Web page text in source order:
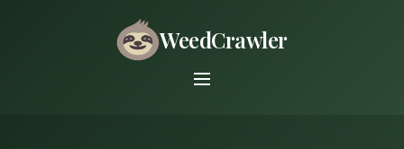
WeedCrawler